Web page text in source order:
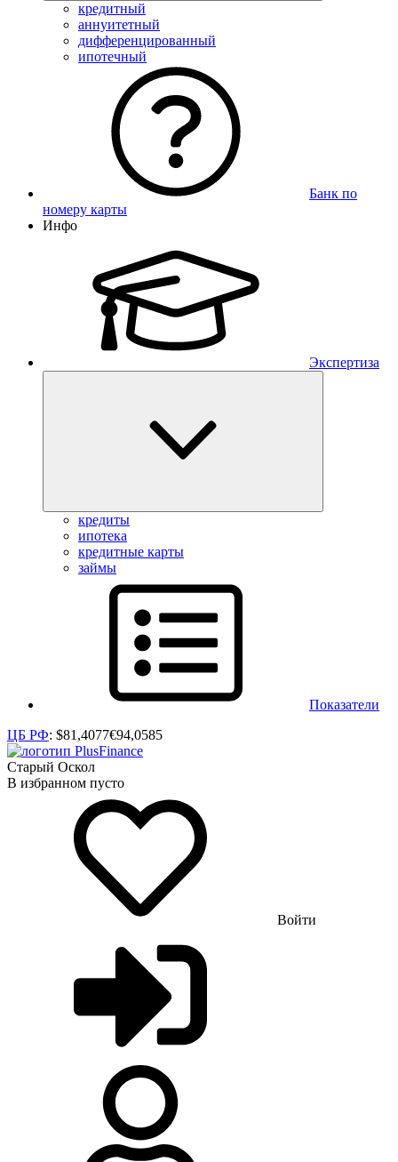
кредитный
аннуитетный
дифференцированный
ипотечный
Банк по
номеру карты
Инфо
Экспертиза
кредиты
ипотека
кредитные карты
займы
Показатели
ЦБ РФ: $81,4077€94,0585
Старый Оскол
В избранном пусто
Войти